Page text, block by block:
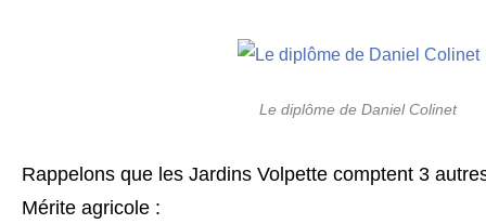
Le diplôme de Daniel Colinet
Rappelons que les Jardins Volpette comptent 3
Mérite agricole :